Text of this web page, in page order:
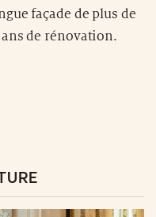
façade de plus de
ans de rénovation.